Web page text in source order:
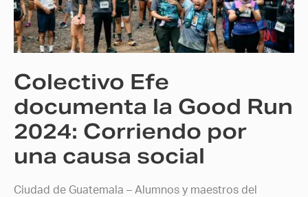
Colectivo Efe
documenta la Good Run
2024: Corriendo por
una causa social
Ciudad de Guatemala – Alumnos y maestros del
Good
Run
2024:
por
causa
social